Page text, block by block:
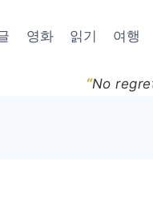
영화 읽기 여행
“No